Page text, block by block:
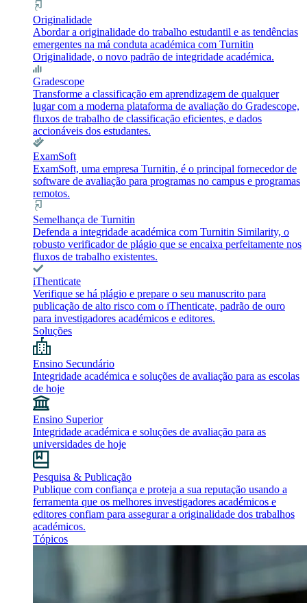
Originalidade
Abordar a originalidade do trabalho estudantil e as tendências
emergentes na má conduta académica com Turnitin
Originalidade, o novo padrão de integridade académica.
Gradescope
Transforme a classificação em aprendizagem de qualquer
lugar com a moderna plataforma de avaliação do Gradescope,
fluxos de trabalho de classificação eficientes, e dados
accionáveis dos estudantes.
ExamSoft
ExamSoft, uma empresa Turnitin, é o principal fornecedor de
software de avaliação para programas no campus e programas
remotos.
Semelhança de Turnitin
Defenda a integridade académica com Turnitin Similarity, o
robusto verificador de plágio que se encaixa perfeitamente nos
fluxos de trabalho existentes.
iThenticate
Verifique se há plágio e prepare o seu manuscrito para
publicação de alto risco com o iThenticate, padrão de ouro
para investigadores académicos e editores.
Soluções
Ensino Secundário
Integridade académica e soluções de avaliação para as escolas
de hoje
Ensino Superior
Integridade académica e soluções de avaliação para as
universidades de hoje
Pesquisa & Publicação
Publique com confiança e proteja a sua reputação usando a
ferramenta que os melhores investigadores académicos e
editores confiam para assegurar a originalidade dos trabalhos
académicos.
Tópicos